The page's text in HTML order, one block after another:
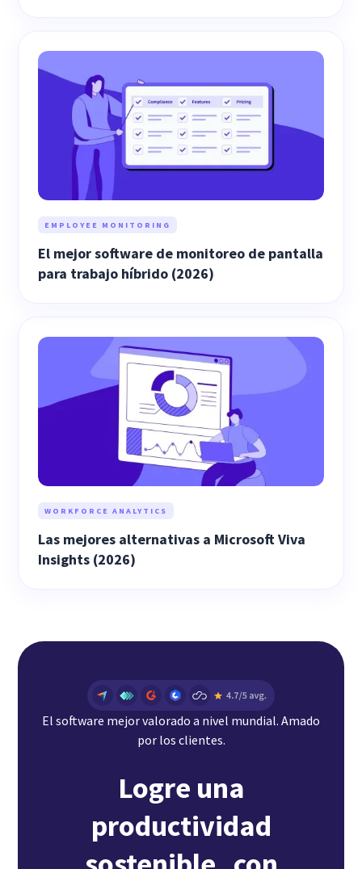
EMPLOYEE MONITORING
El mejor software de monitoreo de pantalla
para trabajo híbrido (2026)
WORKFORCE ANALYTICS
Las mejores alternativas a Microsoft Viva
Insights (2026)
El software mejor valorado a nivel mundial. Amado
por los clientes.
Logre una
productividad